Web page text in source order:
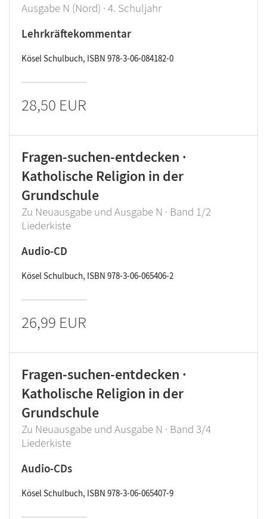
Ausgabe N (Nord) · 4. Schuljahr
Lehrkräftekommentar
Kösel Schulbuch, ISBN 978-3-06-084182-0
28,50 EUR
Fragen-suchen-entdecken ·
Katholische Religion in der
Grundschule
Zu Neuausgabe und Ausgabe N · Band 1/2
Liederkiste
Audio-CD
Kösel Schulbuch, ISBN 978-3-06-065406-2
26,99 EUR
Fragen-suchen-entdecken ·
Katholische Religion in der
Grundschule
Zu Neuausgabe und Ausgabe N · Band 3/4
Liederkiste
Audio-CDs
Kösel Schulbuch, ISBN 978-3-06-065407-9